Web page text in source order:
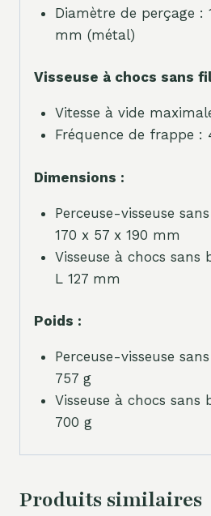
Diamètre de perçage :
mm (métal)
Visseuse à chocs sans
Vitesse à vide
Fréquence de frappe :
Dimensions :
Perceuse-visseuse
170 x 57 x 190 mm
Visseuse à chocs sans
L 127 mm
Poids :
Perceuse-visseuse
757 g
Visseuse à chocs sans
700 g
Produits similaires